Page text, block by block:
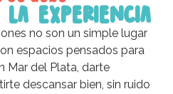
la experiencia
no son un simple lugar
espacios pensados para
Mar del Plata, darte
descansar bien, sin ruido